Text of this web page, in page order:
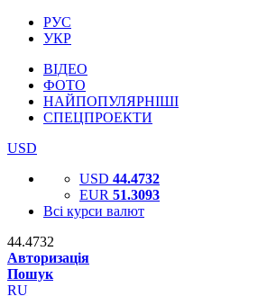
РУС
УКР
ВІДЕО
ФОТО
НАЙПОПУЛЯРНІШІ
СПЕЦПРОЕКТИ
USD
USD 44.4732
EUR 51.3093
Всі курси валют
44.4732
Авторизація
Пошук
RU